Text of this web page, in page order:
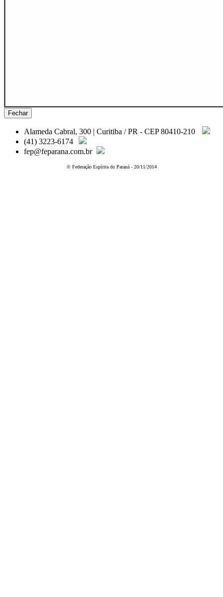
Fechar
Alameda Cabral, 300 | Curitiba / PR - CEP 80410-210
(41) 3223-6174
fep@feparana.com.br
© Federação Espírita do Paraná - 20/11/2014